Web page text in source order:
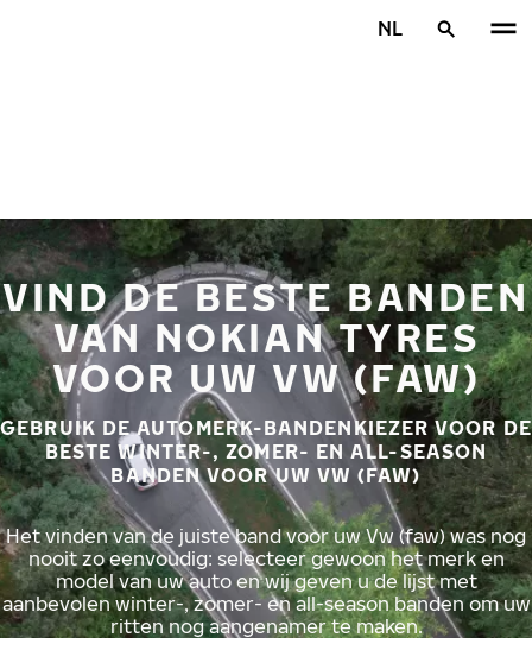
NL
VIND DE BESTE BANDEN
VAN NOKIAN TYRES
VOOR UW VW (FAW)
GEBRUIK DE AUTOMERK-BANDENKIEZER VOOR DE
BESTE WINTER-, ZOMER- EN ALL-SEASON
BANDEN VOOR UW VW (FAW)
Het vinden van de juiste band voor uw Vw (faw) was nog
nooit zo eenvoudig: selecteer gewoon het merk en
model van uw auto en wij geven u de lijst met
aanbevolen winter-, zomer- en all-season banden om uw
ritten nog aangenamer te maken.